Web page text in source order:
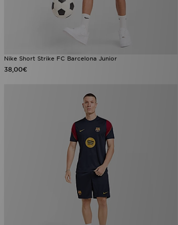
Nike Short Strike FC Barcelona Junior
38,00€